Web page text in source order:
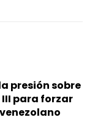
presión sobre
para forzar